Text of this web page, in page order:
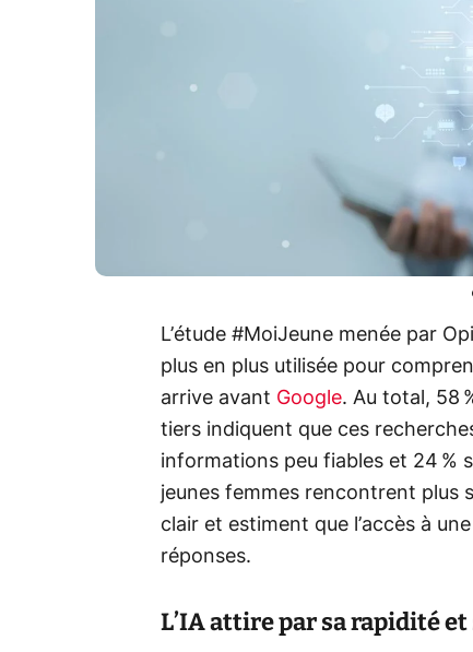
L’étude #MoiJeune menée par
plus en plus utilisée pour
arrive avant Google. Au total, 58
tiers indiquent que ces
informations peu fiables et 24 %
jeunes femmes rencontrent plus
clair et estiment que l’accès à
réponses.
L’IA attire par sa rapidité